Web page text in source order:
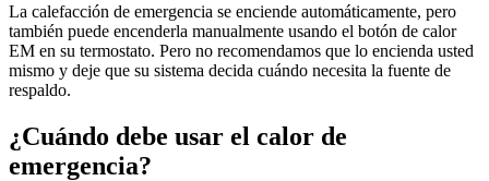
La calefacción de emergencia se enciende automáticamente, pero
también puede encenderla manualmente usando el botón de calor
EM en su termostato. Pero no recomendamos que lo encienda usted
mismo y deje que su sistema decida cuándo necesita la fuente de
respaldo.
¿Cuándo debe usar el calor de
emergencia?